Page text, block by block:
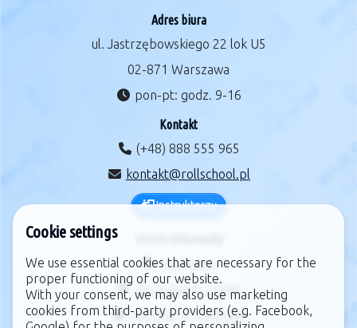
Adres biura
ul. Jastrzębowskiego 22 lok U5
02-871 Warszawa
pon-pt: godz. 9-16
Kontakt
(+48) 888 555 965
kontakt@rollschool.pl
Instruktorzy
regulamin
zarządzanie cookie
polityka prywatności
Cookie settings
We use essential cookies that are necessary for the
proper functioning of our website.
With your consent, we may also use marketing
cookies from third-party providers (e.g. Facebook,